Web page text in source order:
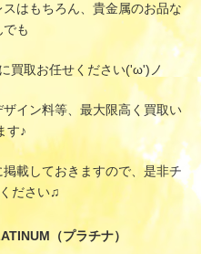
はもちろん、貴金属のお品な
でも
買取お任せください('ω')ノ
イン料等、最大限高く買取い
す♪
載しておきますので、是非チ
ださい♫
（プラチナ）